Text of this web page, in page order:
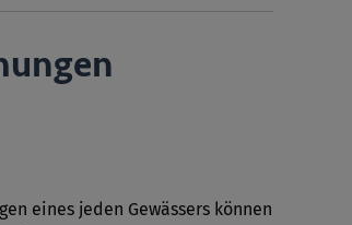
eines jeden Gewässers können